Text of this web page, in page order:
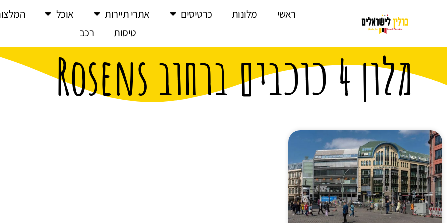
ראשי מלונות כרטיסים אתרי תיירות אוכל
טיסות
רכב
מלון 4 כוכבים ברחוב Rosens